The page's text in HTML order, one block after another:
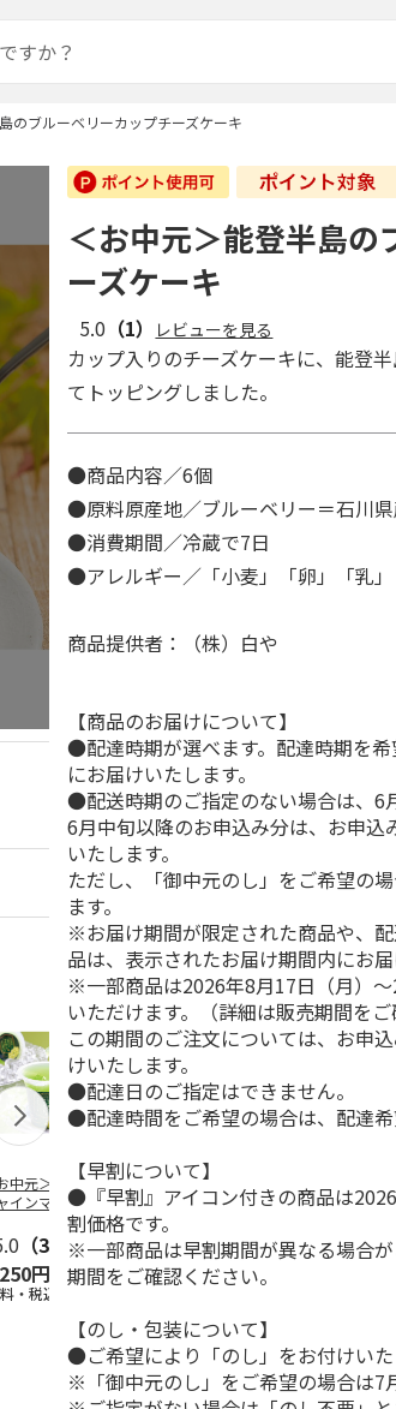
のブルーベリーカップチーズケーキ
中元＞長野県産
インマスカット
（3）
円
・税込)
＜お中元＞北海道羊
蹄山名水珈琲ゼリー
７個
4.3（3）
2,980円
(送料・税込)
え＞３層デザ
ルー …
4.7（10）
＜お中元＞能登半島の
ーズケーキ
5.0 （1） レビューを見る
カップ入りのチーズケーキに、能登
てトッピングしました。
●商品内容／6個
●原料原産地／ブルーベリー＝石川
●消費期間／冷蔵で7日
●アレルギー／「小麦」「卵」「乳
商品提供者：（株）白や
【商品のお届けについて】
●配達時期が選べます。配達時期を
にお届けいたします。
●配送時期のご指定のない場合は、6
6月中旬以降のお申込み分は、お申
いたします。
ただし、「御中元のし」をご希望の
ます。
※お届け期間が限定された商品や、
品は、表示されたお届け期間内にお届
※一部商品は2026年8月17日（月）
いただけます。（詳細は販売期間をご
この期間のご注文については、お申
けいたします。
●配達日のご指定はできません。
●配達時間をご希望の場合は、配達希
【早割について】
●『早割』アイコン付きの商品は
割価格です。
※一部商品は早割期間が異なる場合
期間をご確認ください。
【のし・包装について】
●ご希望により「のし」をお付けいた
※「御中元のし」をご希望の場合は7